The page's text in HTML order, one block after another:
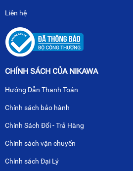
Liên hệ
CHÍNH SÁCH CỦA NIKAWA
Hướng Dẫn Thanh Toán
Chính sách bảo hành
Chính Sách Đổi - Trả Hàng
Chính sách vận chuyển
Chính sách Đại Lý